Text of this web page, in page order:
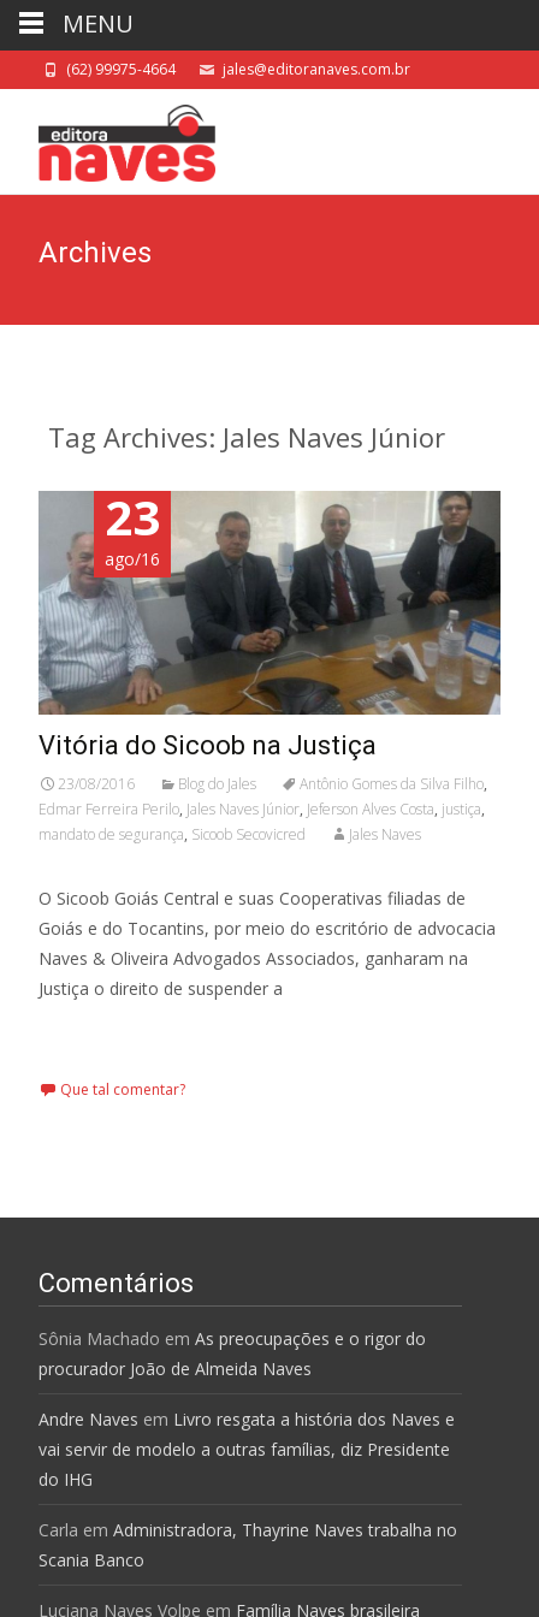
(62) 99975-4664 jales@editoranaves.com.br
Archives
Tag Archives: Jales Naves Júnior
23
ago/16
Vitória do Sicoob na Justiça
23/08/2016 Blog do Jales Antônio Gomes da Silva Filho,
Edmar Ferreira Perilo, Jales Naves Júnior, Jeferson Alves Costa, justiça,
mandato de segurança, Sicoob Secovicred Jales Naves
O Sicoob Goiás Central e suas Cooperativas filiadas de
Goiás e do Tocantins, por meio do escritório de advocacia
Naves & Oliveira Advogados Associados, ganharam na
Justiça o direito de suspender a
Que tal comentar?
Comentários
Sônia Machado em As preocupações e o rigor do
procurador João de Almeida Naves
Andre Naves em Livro resgata a história dos Naves e
vai servir de modelo a outras famílias, diz Presidente
do IHG
Carla em Administradora, Thayrine Naves trabalha no
Scania Banco
Luciana Naves Volpe em Família Naves brasileira
MENU